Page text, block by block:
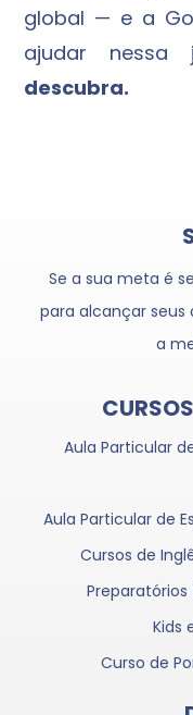
global — e a
ajudar nessa
descubra.
Se a sua meta é
para alcançar seus
a
Aula Particular
Aula Particular de
Cursos de
Preparatórios
Kids
Curso de